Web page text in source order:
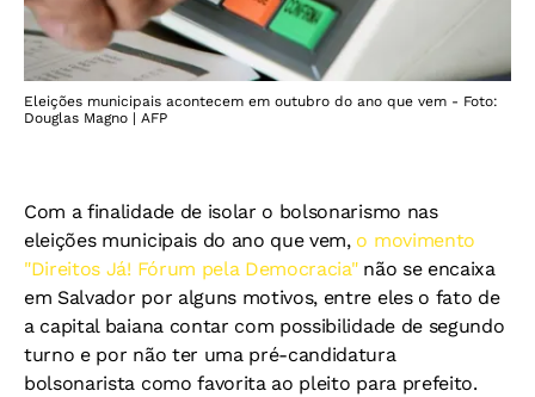
Eleições municipais acontecem em outubro do ano que vem - Foto:
Douglas Magno | AFP
Com a finalidade de isolar o bolsonarismo nas
eleições municipais do ano que vem, o movimento
"Direitos Já! Fórum pela Democracia"não se encaixa
em Salvador por alguns motivos, entre eles o fato de
a capital baiana contar com possibilidade de segundo
turno e por não ter uma pré-candidatura
bolsonarista como favorita ao pleito para prefeito.